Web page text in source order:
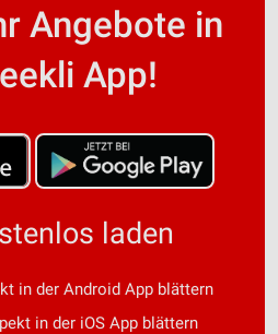
Angebote in
App!
laden
in der Android App blättern
in der iOS App blättern